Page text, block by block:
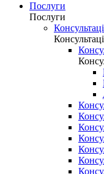
Послуги
Послуги